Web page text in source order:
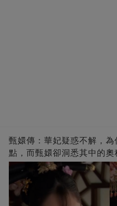
甄嬛傳：華妃疑惑不解，
點，而甄嬛卻洞悉其中的奧